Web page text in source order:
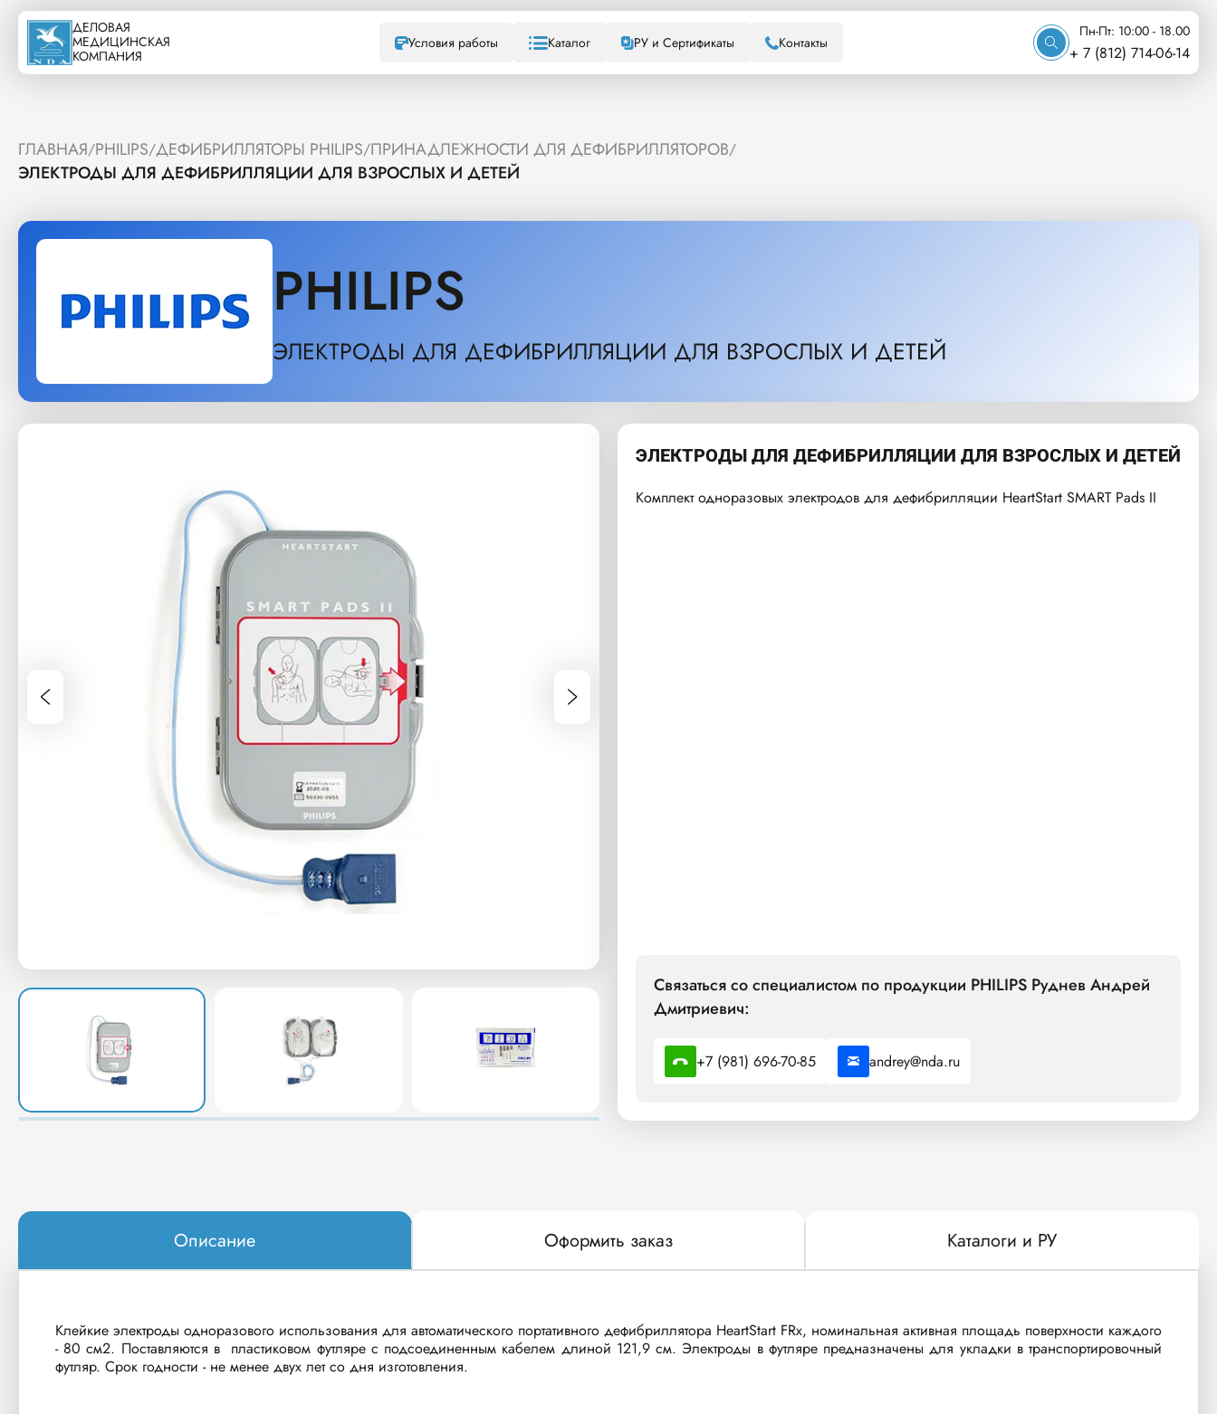
ДЕЛОВАЯ
МЕДИЦИНСКАЯ
КОМПАНИЯ
Условия работы Каталог РУ и Сертификаты Контакты
Пн-Пт: 10:00 - 18.00
+ 7 (812) 714-06-14
ГЛАВНАЯ/PHILIPS/ДЕФИБРИЛЛЯТОРЫ PHILIPS/ПРИНАДЛЕЖНОСТИ ДЛЯ ДЕФИБРИЛЛЯТОРОВ/
ЭЛЕКТРОДЫ ДЛЯ ДЕФИБРИЛЛЯЦИИ ДЛЯ ВЗРОСЛЫХ И ДЕТЕЙ
PHILIPS
ЭЛЕКТРОДЫ ДЛЯ ДЕФИБРИЛЛЯЦИИ ДЛЯ ВЗРОСЛЫХ И ДЕТЕЙ
ЭЛЕКТРОДЫ ДЛЯ ДЕФИБРИЛЛЯЦИИ ДЛЯ ВЗРОСЛЫХ И ДЕТЕЙ
Комплект одноразовых электродов для дефибрилляции HeartStart SMART Pads II
Связаться со специалистом по продукции PHILIPS Руднев Андрей
Дмитриевич:
+7 (981) 696-70-85 andrey@nda.ru
Описание Оформить заказ Каталоги и РУ
Клейкие электроды одноразового использования для автоматического портативного дефибриллятора HeartStart FRx, номинальная активная площадь поверхности каждого
- 80 см2. Поставляются в пластиковом футляре с подсоединенным кабелем длиной 121,9 см. Электроды в футляре предназначены для укладки в транспортировочный
футляр. Срок годности - не менее двух лет со дня изготовления.